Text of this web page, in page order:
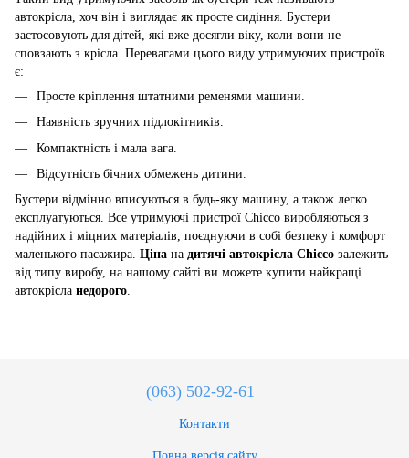
автокрісла, хоч він і виглядає як просте сидіння. Бустери
застосовують для дітей, які вже досягли віку, коли вони не
сповзають з крісла. Перевагами цього виду утримуючих пристроїв
є:
Просте кріплення штатними ременями машини.
Наявність зручних підлокітників.
Компактність і мала вага.
Відсутність бічних обмежень дитини.
Бустери відмінно вписуються в будь-яку машину, а також легко
експлуатуються. Все утримуючі пристрої Chicco виробляються з
надійних і міцних матеріалів, поєднуючи в собі безпеку і комфорт
маленького пасажира. Ціна на дитячі автокрісла Chicco залежить
від типу виробу, на нашому сайті ви можете купити найкращі
автокрісла недорого.
(063) 502-92-61
Контакти